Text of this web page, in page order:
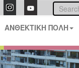
ΑΝΘΕΚΤΙΚΗ ΠΟΛΗ